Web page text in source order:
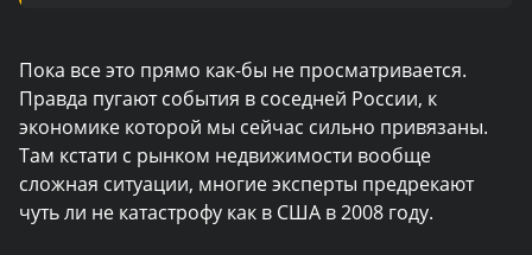
Пока все это прямо как-бы не просматривается.
Правда пугают события в соседней России, к
экономике которой мы сейчас сильно привязаны.
Там кстати с рынком недвижимости вообще
сложная ситуации, многие эксперты предрекают
чуть ли не катастрофу как в США в 2008 году.